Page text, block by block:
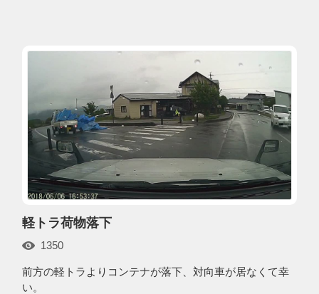
軽トラ荷物落下
1350
前方の軽トラよりコンテナが落下、対向車が居なくて幸
い。